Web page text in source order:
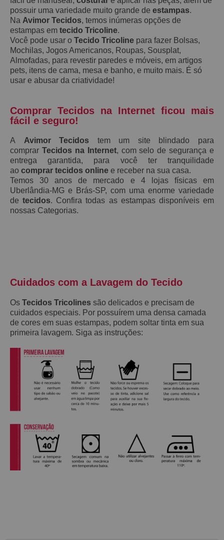
possuir uma variedade muito grande de estampas.
Na Avimor Tecidos, temos inúmeras opções de
estampas em tecido Tricoline.
Você pode usar o Tecido Tricoline para fazer Bolsas,
Mochilas, Jogos Americanos, Roupas, Sousplat,
Almofadas, para revestir paredes e móveis, em artigos
pets, itens de cama, mesa e banho, e muito mais. É só
usar e abusar da criatividade!
Comprar Tecidos na Internet ficou mais
fácil e seguro!
A Avimor Tecidos tem um site blindado para
comprar Tecidos na Internet, com selo de segurança e
entrega garantida, para você ter tranquilidade
ao comprar tecidos online e receber na sua casa.
Temos 30 anos de mercado e 4 lojas físicas em
Uberlândia-MG e Brás-SP, com uma enorme variedade
detecidos. Confira todas as estampas disponíveis em
nossas Categorias.
Cuidados com a Lavagem do Tecido
Os Tecidos Tricolines são delicados e precisam de
cuidados especiais. Por possuírem uma densa camada
de cores em suas estampas, podem soltar tinta em sua
primeira lavagem. Siga as instruções: